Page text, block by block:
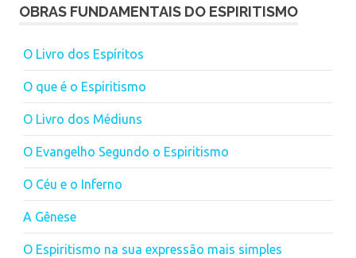
OBRAS FUNDAMENTAIS DO ESPIRITISMO
O Livro dos Espíritos
O que é o Espiritismo
O Livro dos Médiuns
O Evangelho Segundo o Espiritismo
O Céu e o Inferno
A Gênese
O Espiritismo na sua expressão mais simples